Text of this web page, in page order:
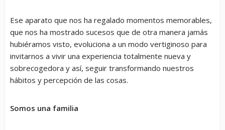
Ese aparato que nos ha regalado momentos memorables,
que nos ha mostrado sucesos que de otra manera jamás
hubiéramos visto, evoluciona a un modo vertiginoso para
invitarnos a vivir una experiencia totalmente nueva y
sobrecogedora y así, seguir transformando nuestros
hábitos y percepción de las cosas.
Somos una familia